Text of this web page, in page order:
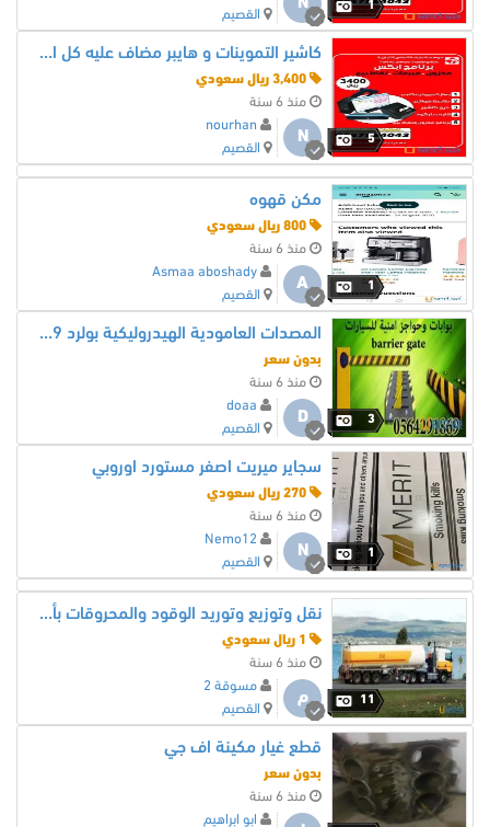
1
القصيم
5
كاشير التموينات و هايبر مضاف عليه كل الاصناف
منذ 6 سنة
N
nourhan
القصيم
1
مكن قهوه
منذ 6 سنة
A
Asmaa aboshady
القصيم
3
المصدات العامودية الهيدروليكية بولرد 0564291869
بدون سعر
منذ 6 سنة
D
doaa
القصيم
1
سجاير ميريت اصفر مستورد اوروبي
منذ 6 سنة
N
Nemo12
القصيم
11
نقل وتوزيع وتوريد الوقود والمحروقات بأكملها 0533132917 في جميع انحاء المملكة العربية السعودية بأسعار رخيصة
منذ 6 سنة
م
مسوقة 2
القصيم
قطع غيار مكينة اف جي
بدون سعر
منذ 6 سنة
ابو ابراهيم